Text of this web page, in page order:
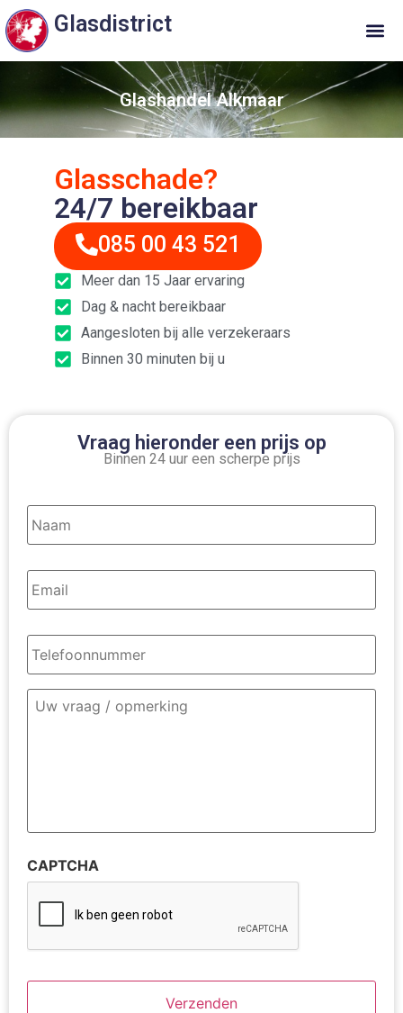
Glasdistrict
Glashandel Alkmaar
Vraag hieronder een prijs op
Binnen 24 uur een scherpe prijs
Naam *
Email *
Telefoonnummer *
Omschrijving
contact *
CAPTCHA
Glasschade?
24/7 bereikbaar
085 00 43 521
Meer dan 15 Jaar ervaring
Dag & nacht bereikbaar
Aangesloten bij alle verzekeraars
Binnen 30 minuten bij u